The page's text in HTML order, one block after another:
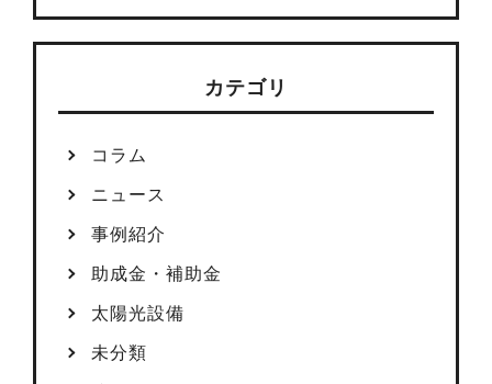
カテゴリ
コラム
ニュース
事例紹介
助成金・補助金
太陽光設備
未分類